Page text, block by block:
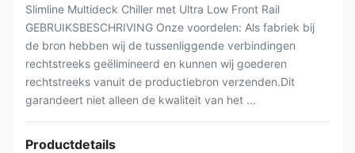
Slimline Multideck Chiller met Ultra Low Front Rail
GEBRUIKSBESCHRIVING Onze voordelen: Als fabriek bij
de bron hebben wij de tussenliggende verbindingen
rechtstreeks geëlimineerd en kunnen wij goederen
rechtstreeks vanuit de productiebron verzenden.Dit
garandeert niet alleen de kwaliteit van het ...
Productdetails